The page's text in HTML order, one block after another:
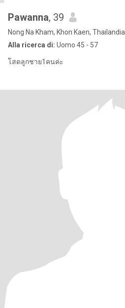
Pawanna, 39
Nong Na Kham, Khon Kaen, Thailandia
Alla ricerca di: Uomo 45 - 57
โสดลูกชาย1คนค่ะ